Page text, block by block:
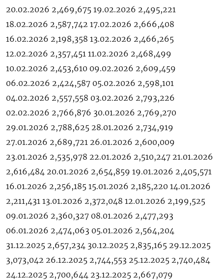
20.02.2026 2,469,675 19.02.2026 2,495,221
18.02.2026 2,587,742 17.02.2026 2,666,408
16.02.2026 2,198,358 13.02.2026 2,466,265
12.02.2026 2,357,451 11.02.2026 2,468,499
10.02.2026 2,453,610 09.02.2026 2,609,459
06.02.2026 2,424,587 05.02.2026 2,598,101
04.02.2026 2,557,558 03.02.2026 2,793,226
02.02.2026 2,766,876 30.01.2026 2,769,270
29.01.2026 2,788,625 28.01.2026 2,734,919
27.01.2026 2,689,721 26.01.2026 2,600,009
23.01.2026 2,535,978 22.01.2026 2,510,247 21.01.2026
2,616,484 20.01.2026 2,654,859 19.01.2026 2,405,571
16.01.2026 2,256,185 15.01.2026 2,185,220 14.01.2026
2,211,431 13.01.2026 2,372,048 12.01.2026 2,199,525
09.01.2026 2,360,327 08.01.2026 2,477,293
06.01.2026 2,474,063 05.01.2026 2,564,204
31.12.2025 2,657,234 30.12.2025 2,835,165 29.12.2025
3,073,042 26.12.2025 2,744,553 25.12.2025 2,740,484
24.12.2025 2,700,644 23.12.2025 2,667,079